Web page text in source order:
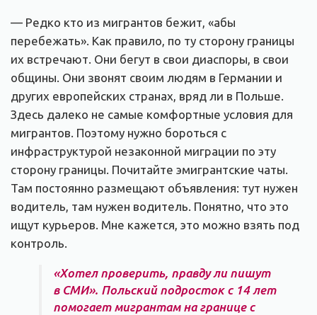
— Редко кто из мигрантов бежит, «абы
перебежать». Как правило, по ту сторону границы
их встречают. Они бегут в свои диаспоры, в свои
общины. Они звонят своим людям в Германии и
других европейских странах, вряд ли в Польше.
Здесь далеко не самые комфортные условия для
мигрантов. Поэтому нужно бороться с
инфраструктурой незаконной миграции по эту
сторону границы. Почитайте эмигрантские чаты.
Там постоянно размещают объявления: тут нужен
водитель, там нужен водитель. Понятно, что это
ищут курьеров. Мне кажется, это можно взять под
контроль.
«Хотел проверить, правду ли пишут
в СМИ». Польский подросток с 14 лет
помогает мигрантам на границе с